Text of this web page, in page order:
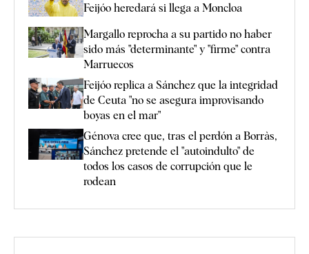
Feijóo heredará si llega a Moncloa
Margallo reprocha a su partido no haber
sido más "determinante" y "firme" contra
Marruecos
Feijóo replica a Sánchez que la integridad
de Ceuta "no se asegura improvisando
boyas en el mar"
Génova cree que, tras el perdón a Borràs,
Sánchez pretende el "autoindulto" de
todos los casos de corrupción que le
rodean